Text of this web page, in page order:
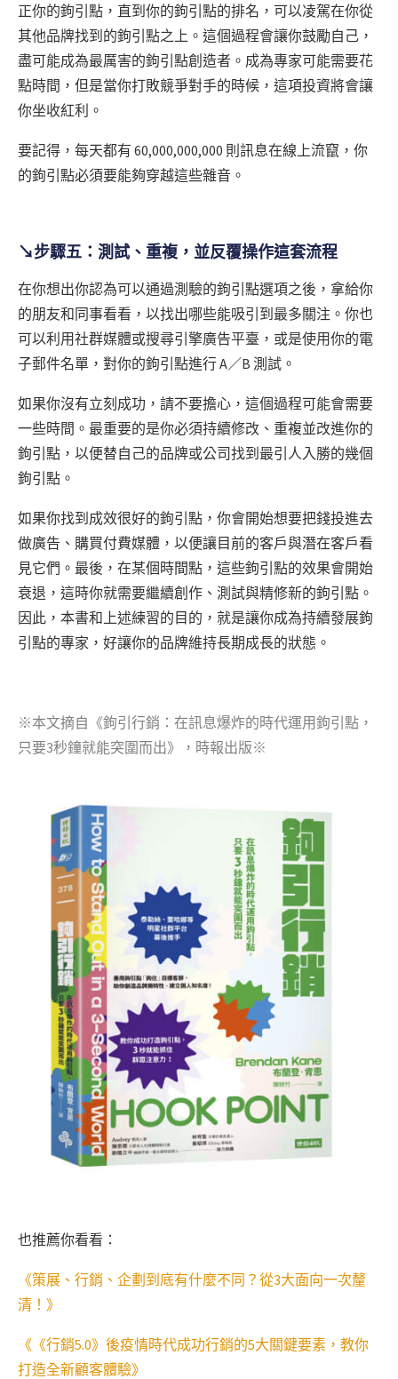
正你的鉤引點，直到你的鉤引點的排名，可以凌駕在你從
其他品牌找到的鉤引點之上。這個過程會讓你鼓勵自己，
盡可能成為最厲害的鉤引點創造者。成為專家可能需要花
點時間，但是當你打敗競爭對手的時候，這項投資將會讓
你坐收紅利。
要記得，每天都有 60,000,000,000 則訊息在線上流竄，你
的鉤引點必須要能夠穿越這些雜音。
↘步驟五：測試、重複，並反覆操作這套流程
在你想出你認為可以通過測驗的鉤引點選項之後，拿給你
的朋友和同事看看，以找出哪些能吸引到最多關注。你也
可以利用社群媒體或搜尋引擎廣告平臺，或是使用你的電
子郵件名單，對你的鉤引點進行 A／B 測試。
如果你沒有立刻成功，請不要擔心，這個過程可能會需要
一些時間。最重要的是你必須持續修改、重複並改進你的
鉤引點，以便替自己的品牌或公司找到最引人入勝的幾個
鉤引點。
如果你找到成效很好的鉤引點，你會開始想要把錢投進去
做廣告、購買付費媒體，以便讓目前的客戶與潛在客戶看
見它們。最後，在某個時間點，這些鉤引點的效果會開始
衰退，這時你就需要繼續創作、測試與精修新的鉤引點。
因此，本書和上述練習的目的，就是讓你成為持續發展鉤
引點的專家，好讓你的品牌維持長期成長的狀態。
※本文摘自 《鉤引行銷：在訊息爆炸的時代運用鉤引點，
只要3秒鐘就能突圍而出》
，時報出版※
也推薦你看看：
《策展、行銷、企劃到底有什麼不同？從3大面向一次釐
清！》
《《行銷5.0》後疫情時代成功行銷的5大關鍵要素，教你
打造全新顧客體驗》